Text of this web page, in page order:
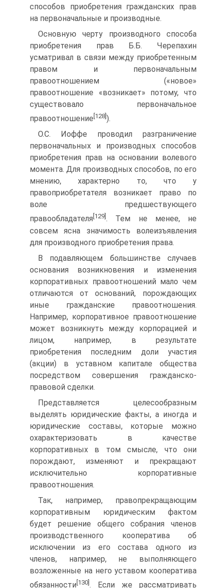
способов приобретения гражданских прав
на первоначальные и производные.
Основную черту производного способа
приобретения прав Б.Б. Черепахин
усматривал в связи между приобретенным
правом и первоначальным
правоотношением («новое»
правоотношение «возникает» потому, что
существовало первоначальное
правоотношение [128] ).
О.С. Иоффе проводил разграничение
первоначальных и производных способов
приобретения прав на основании волевого
момента. Для производных способов, по его
мнению, характерно то, что у
правоприобретателя возникает право по
воле предшествующего
правообладателя [129] . Тем не менее, не
совсем ясна значимость волеизъявления
для производного приобретения права.
В подавляющем большинстве случаев
основания возникновения и изменения
корпоративных правоотношений мало чем
отличаются от оснований, порождающих
иные гражданские правоотношения.
Например, корпоративное правоотношение
может возникнуть между корпорацией и
лицом, например, в результате
приобретения последним доли участия
(акции) в уставном капитале общества
посредством совершения гражданско-
правовой сделки.
Представляется целесообразным
выделять юридические факты, а иногда и
юридические составы, которые можно
охарактеризовать в качестве
корпоративных в том смысле, что они
порождают, изменяют и прекращают
исключительно корпоративные
правоотношения.
Так, например, правопрекращающим
корпоративным юридическим фактом
будет решение общего собрания членов
производственного кооператива об
исключении из его состава одного из
членов, например, не выполняющего
возложенные на него уставом кооператива
обязанности [130] . Если же рассматривать